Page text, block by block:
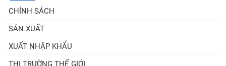
Thuế Mục 301 và bài toán thích ứng của
CHÍNH SÁCH
SẢN XUẤT
XUẤT NHẬP KHẨU
THỊ TRƯỜNG THẾ GIỚI